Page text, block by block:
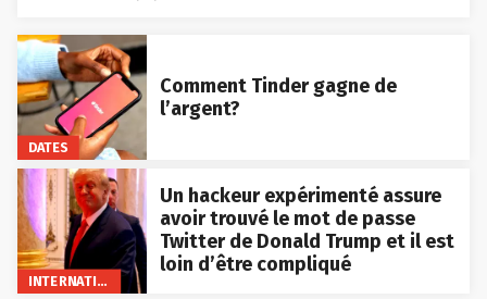
DATES
Comment Tinder gagne de
l’argent?
INTERNATIONAL
Un hackeur expérimenté assure
avoir trouvé le mot de passe
Twitter de Donald Trump et il est
loin d’être compliqué